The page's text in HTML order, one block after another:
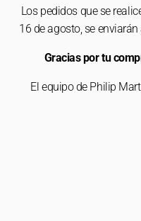
Los pedidos que se
16 de agosto, se
Gracias por tu
El equipo de Philip